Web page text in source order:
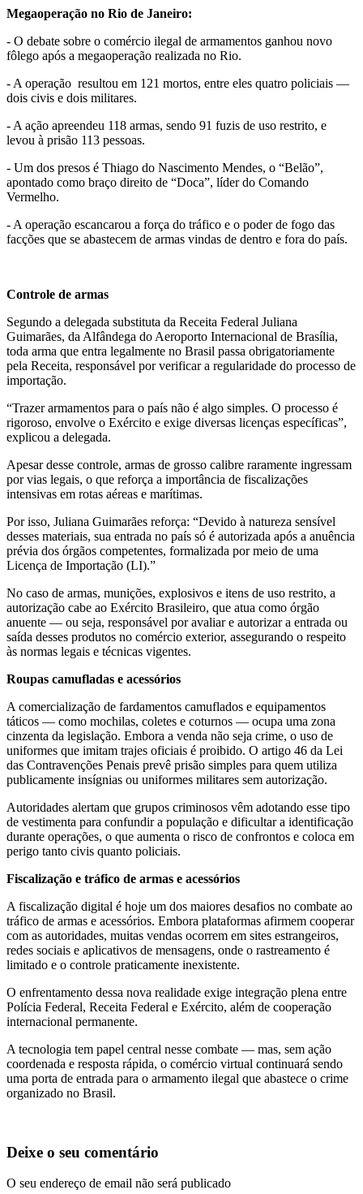
Megaoperação no Rio de Janeiro:
- O debate sobre o comércio ilegal de armamentos ganhou novo
fôlego após a megaoperação realizada no Rio.
- A operação resultou em 121 mortos, entre eles quatro policiais —
dois civis e dois militares.
- A ação apreendeu 118 armas, sendo 91 fuzis de uso restrito, e
levou à prisão 113 pessoas.
- Um dos presos é Thiago do Nascimento Mendes, o “Belão”,
apontado como braço direito de “Doca”, líder do Comando
Vermelho.
- A operação escancarou a força do tráfico e o poder de fogo das
facções que se abastecem de armas vindas de dentro e fora do país.
Controle de armas
Segundo a delegada substituta da Receita Federal Juliana
Guimarães, da Alfândega do Aeroporto Internacional de Brasília,
toda arma que entra legalmente no Brasil passa obrigatoriamente
pela Receita, responsável por verificar a regularidade do processo de
importação.
“Trazer armamentos para o país não é algo simples. O processo é
rigoroso, envolve o Exército e exige diversas licenças específicas”,
explicou a delegada.
Apesar desse controle, armas de grosso calibre raramente ingressam
por vias legais, o que reforça a importância de fiscalizações
intensivas em rotas aéreas e marítimas.
Por isso, Juliana Guimarães reforça: “Devido à natureza sensível
desses materiais, sua entrada no país só é autorizada após a anuência
prévia dos órgãos competentes, formalizada por meio de uma
Licença de Importação (LI).”
No caso de armas, munições, explosivos e itens de uso restrito, a
autorização cabe ao Exército Brasileiro, que atua como órgão
anuente — ou seja, responsável por avaliar e autorizar a entrada ou
saída desses produtos no comércio exterior, assegurando o respeito
às normas legais e técnicas vigentes.
Roupas camufladas e acessórios
A comercialização de fardamentos camuflados e equipamentos
táticos — como mochilas, coletes e coturnos — ocupa uma zona
cinzenta da legislação. Embora a venda não seja crime, o uso de
uniformes que imitam trajes oficiais é proibido. O artigo 46 da Lei
das Contravenções Penais prevê prisão simples para quem utiliza
publicamente insígnias ou uniformes militares sem autorização.
Autoridades alertam que grupos criminosos vêm adotando esse tipo
de vestimenta para confundir a população e dificultar a identificação
durante operações, o que aumenta o risco de confrontos e coloca em
perigo tanto civis quanto policiais.
Fiscalização e tráfico de armas e acessórios
A fiscalização digital é hoje um dos maiores desafios no combate ao
tráfico de armas e acessórios. Embora plataformas afirmem cooperar
com as autoridades, muitas vendas ocorrem em sites estrangeiros,
redes sociais e aplicativos de mensagens, onde o rastreamento é
limitado e o controle praticamente inexistente.
O enfrentamento dessa nova realidade exige integração plena entre
Polícia Federal, Receita Federal e Exército, além de cooperação
internacional permanente.
A tecnologia tem papel central nesse combate — mas, sem ação
coordenada e resposta rápida, o comércio virtual continuará sendo
uma porta de entrada para o armamento ilegal que abastece o crime
organizado no Brasil.
Deixe o seu comentário
O seu endereço de email não será publicado